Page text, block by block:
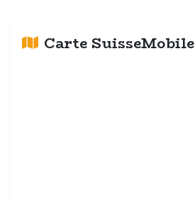
Carte SuisseMobile